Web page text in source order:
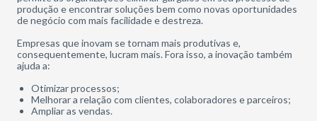
produção e encontrar soluções bem como novas oportunidades
de negócio com mais facilidade e destreza.
Empresas que inovam se tornam mais produtivas e,
consequentemente, lucram mais. Fora isso, a inovação também
ajuda a:
Otimizar processos;
Melhorar a relação com clientes, colaboradores e parceiros;
Ampliar as vendas.